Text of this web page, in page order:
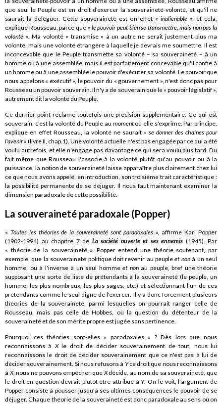
que seul le Peuple est en droit d'exercer la souveraineté-volonté, et qu'il ne
saurait la déléguer. Cette souveraineté est en effet « inaliénable», et cela,
explique Rousseau, parce que « le pouvoir peut bien se transmettre, mais non pas la
volonté ». Ma volonté « transmise » à un autre ne serait justement plus ma
volonté, mais une volonté étrangère à laquelle je devrais me soumettre. Il est
inconcevable que le Peuple transmette sa volonté – sa souveraineté – à un
homme ou à une assemblée, mais il est parfaitement concevable qu'il confie à
un homme ou à une assemblée le pouvoir d'exécuter sa volonté. Le pouvoir que
nous appelons « exécutif », le pouvoir du « gouvernement », n'est donc pas pour
Rousseau un pouvoir souverain. Il n'y a de souverain que le « pouvoir législatif »,
autrement dit la volonté du Peuple.
Ce dernier point réclame toutefois une précision supplémentaire. Ce qui est
souverain, c'est la volonté du Peuple au momentoù elle s'exprime. Par principe,
explique en effet Rousseau, la volonté ne saurait « se donner des chaînes pour
l'avenir» (livre II, chap.1). Une volonté actuelle n'est pas engagée par ce qui a été
voulu autrefois, et elle n'engage pas davantage ce qui sera voulu plus tard. Du
fait même que Rousseau l'associe à la volonté plutôt qu'au pouvoir ou à la
puissance, la notion de souveraineté laisse apparaître plus clairement chez lui
ce que nous avons appelé, en introduction, son troisième trait caractéristique :
la possibilité permanente de se déjuger. Il nous faut maintenant examiner la
dimension paradoxale de cette possibilité.
La souveraineté paradoxale (Popper)
« Toutes les théories de la souveraineté sont paradoxales», affirme Karl Popper
(1902-1994) au chapitre 7 de La société ouverte et ses ennemis (1945). Par
« théorie de la souveraineté », Popper entend une théorie soutenant, par
exemple, que la souveraineté politique doit revenir au peupleet nonà un seul
homme, ou à l'inverse à un seul homme et nonau peuple, bref une théorie
supposant une sorte de liste de prétendants à la souveraineté (le peuple, un
homme, les plus nombreux, les plus sages, etc.) et sélectionnant l'un de ces
prétendants comme le seul digne de l'exercer. Il y a donc forcément plusieurs
théories de la souveraineté, parmi lesquelles on pourrait ranger celle de
Rousseau, mais pas celle de Hobbes, où la question du détenteur de la
souveraineté et de son mérite propre est jugée sans pertinence.
Pourquoi ces théories sont-elles « paradoxales » ? Dès lors que nous
reconnaissons àXle droit de décider souverainement de tout, nous lui
reconnaissons le droit de décider souverainement que ce n'est pas à lui de
décider souverainement. Si nous refusons à Yce droit que nous reconnaissons
àX, nous ne pouvons empêcher queXdécide, au nom de sa souveraineté, que
le droit en question devrait plutôt être attribué à Y. On le voit, l'argument de
Popper consiste à pousser jusqu'à ses ultimes conséquences le pouvoir de se
déjuger. Chaque théorie de la souveraineté est donc paradoxale au sens où on